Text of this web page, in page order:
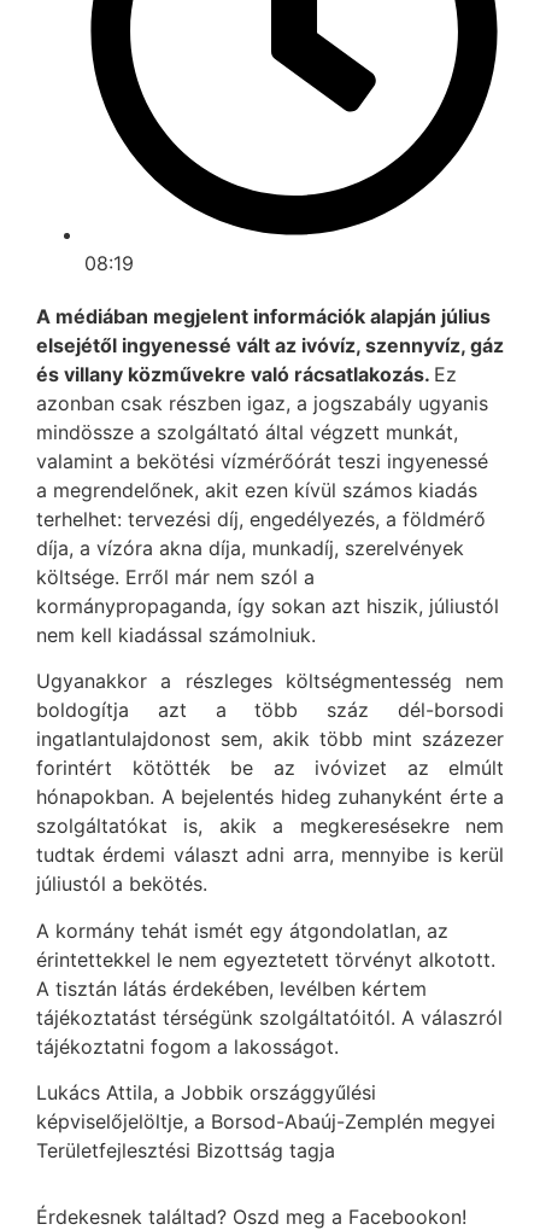
08:19
A médiában megjelent információk alapján július
elsejétől ingyenessé vált az ivóvíz, szennyvíz, gáz
és villany közművekre való rácsatlakozás. Ez
azonban csak részben igaz, a jogszabály ugyanis
mindössze a szolgáltató által végzett munkát,
valamint a bekötési vízmérőórát teszi ingyenessé
a megrendelőnek, akit ezen kívül számos kiadás
terhelhet: tervezési díj, engedélyezés, a földmérő
díja, a vízóra akna díja, munkadíj, szerelvények
költsége. Erről már nem szól a
kormánypropaganda, így sokan azt hiszik, júliustól
nem kell kiadással számolniuk.
Ugyanakkor a részleges költségmentesség nem
boldogítja azt a több száz dél-borsodi
ingatlantulajdonost sem, akik több mint százezer
forintért kötötték be az ivóvizet az elmúlt
hónapokban. A bejelentés hideg zuhanyként érte a
szolgáltatókat is, akik a megkeresésekre nem
tudtak érdemi választ adni arra, mennyibe is kerül
júliustól a bekötés.
A kormány tehát ismét egy átgondolatlan, az
érintettekkel le nem egyeztetett törvényt alkotott.
A tisztán látás érdekében, levélben kértem
tájékoztatást térségünk szolgáltatóitól. A válaszról
tájékoztatni fogom a lakosságot.
Lukács Attila, a Jobbik országgyűlési
képviselőjelöltje, a Borsod-Abaúj-Zemplén megyei
Területfejlesztési Bizottság tagja
Érdekesnek találtad? Oszd meg a Facebookon!